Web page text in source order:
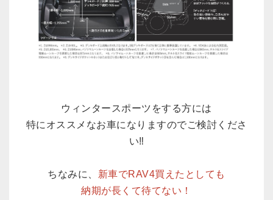
ウィンタースポーツをする方には
特にオススメなお車になりますのでご検討くださ
い‼
ちなみに、 新車でRAV4買えたとしても
納期が長くて待てない！